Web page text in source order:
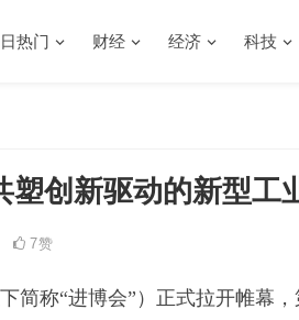
热门 财经 经济 科技
塑创新驱动的新型工
7赞
简称“进博会”）正式拉开帷幕